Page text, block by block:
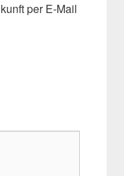
per E-Mail